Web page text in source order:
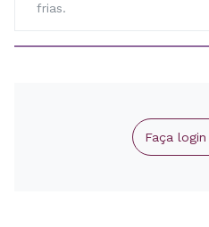
frias.
Faça